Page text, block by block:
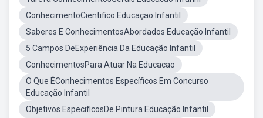
ConhecimentoCientifico Educaçao Infantil
Saberes E ConhecimentosAbordados Educação Infantil
5 Campos DeExperiência Da Educação Infantil
ConhecimentosPara Atuar Na Educacao
O Que ÉConhecimentos Específicos Em Concurso
Educação Infantil
Objetivos EspecificosDe Pintura Educação Infantil